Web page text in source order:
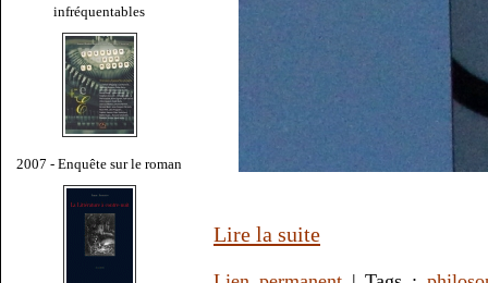
infréquentables
2007 - Enquête sur le roman
Lire la suite